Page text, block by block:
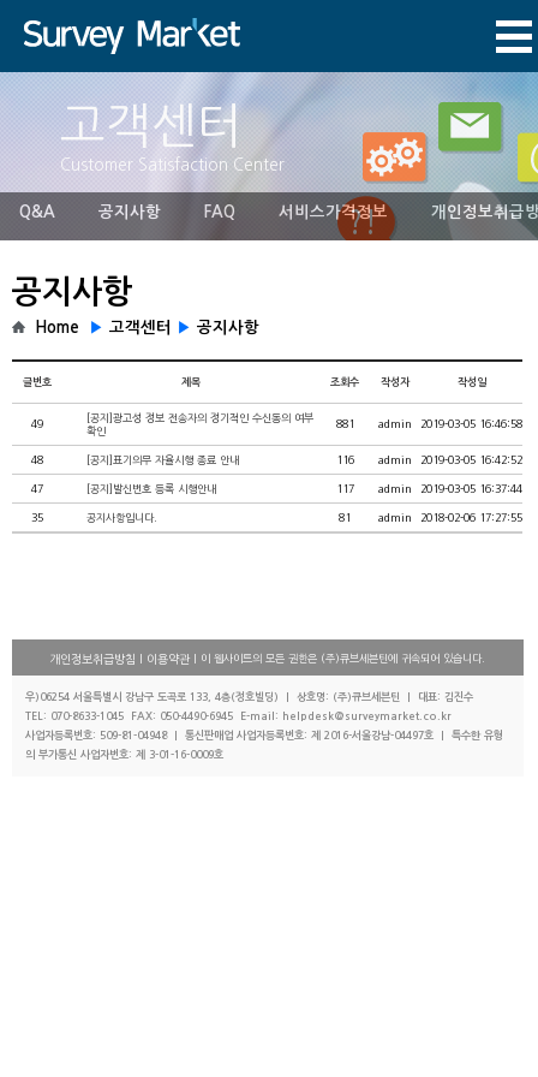
고객센터
Customer Satisfaction Center
Q&A 공지사항 FAQ 서비스가격정보 개인정보취급
공지사항
Home ▶ 고객센터 ▶ 공지사항
글번호 제목 조회수 작성자 작성일
49
[공지]광고성 정보 전송자의 정기적인 수신동의 여부
확인
881 admin 2019-03-05 16:46:58
48 [공지]표기의무 자율시행 종료 안내 116 admin 2019-03-05 16:42:52
47 [공지]발신번호 등록 시행안내 117 admin 2019-03-05 16:37:44
35 공지사항입니다. 81 admin 2018-02-06 17:27:55
개인정보취급방침 이용약관 | 이 웹사이트의 모든 권한은 (주)큐브세븐틴에 귀속되어 있습니다.
우)06254 서울특별시 강남구 도곡로 133, 4층(정호빌딩) | 상호명: (주)큐브세븐틴 | 대표: 김진수
TEL: 070-8633-1045 FAX: 050-4490-6945 E-mail: helpdesk@surveymarket.co.kr
사업자등록번호: 509-81-04948 | 통신판매업 사업자등록번호: 제 2016-서울강남-04497호 | 특수한 유형
의 부가통신 사업자번호: 제 3-01-16-0009호